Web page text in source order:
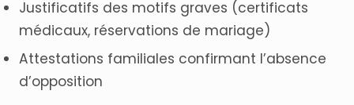
Justificatifs des motifs graves (certificats
médicaux, réservations de mariage)
Attestations familiales confirmant l’absence
d’opposition